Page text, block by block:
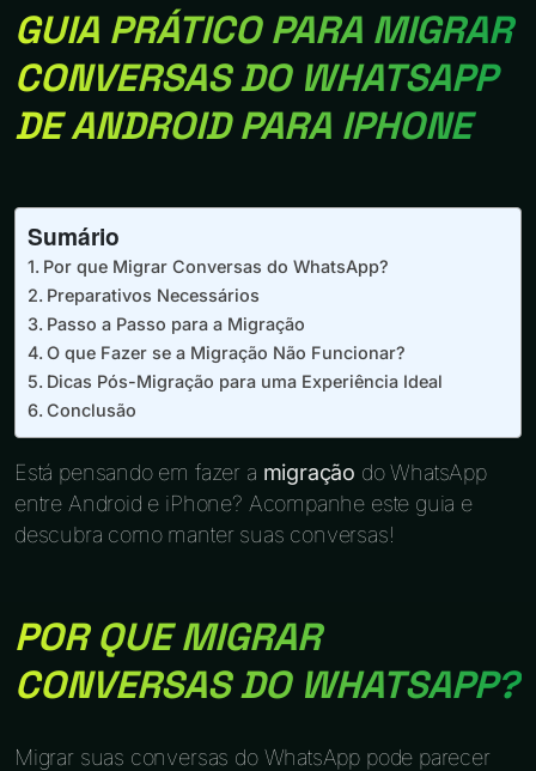
GUIA PRÁTICO PARA MIGRAR
CONVERSAS DO WHATSAPP
DE ANDROID PARA IPHONE
Sumário
Por que Migrar Conversas do WhatsApp?
Preparativos Necessários
Passo a Passo para a Migração
O que Fazer se a Migração Não Funcionar?
Dicas Pós-Migração para uma Experiência Ideal
Conclusão
Está pensando em fazer a migração do WhatsApp
entre Android e iPhone? Acompanhe este guia e
descubra como manter suas conversas!
POR QUE MIGRAR
CONVERSAS DO WHATSAPP?
Migrar suas conversas do WhatsApp pode parecer